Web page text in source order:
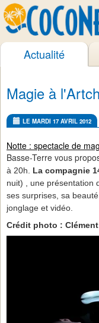
Actualité
Magie à
LE MARDI 17 AVRIL 2012
Notte : spectacle de
Basse-Terre vous
à 20h. La compagnie
nuit) , une présentation
ses surprises, sa
jonglage et vidéo.
Crédit photo :